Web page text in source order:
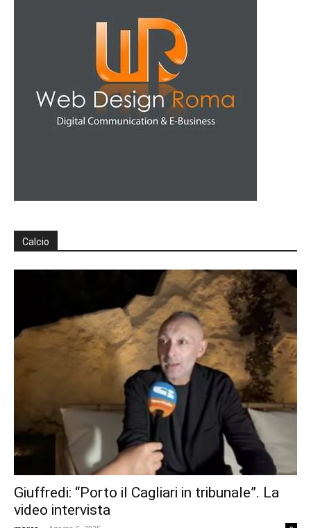
Calcio
Giuffredi: “Porto il Cagliari in tribunale”. La
video intervista